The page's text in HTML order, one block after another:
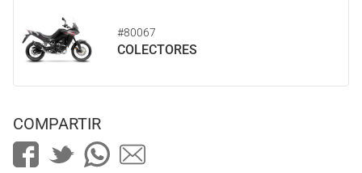
#80067
COLECTORES
COMPARTIR